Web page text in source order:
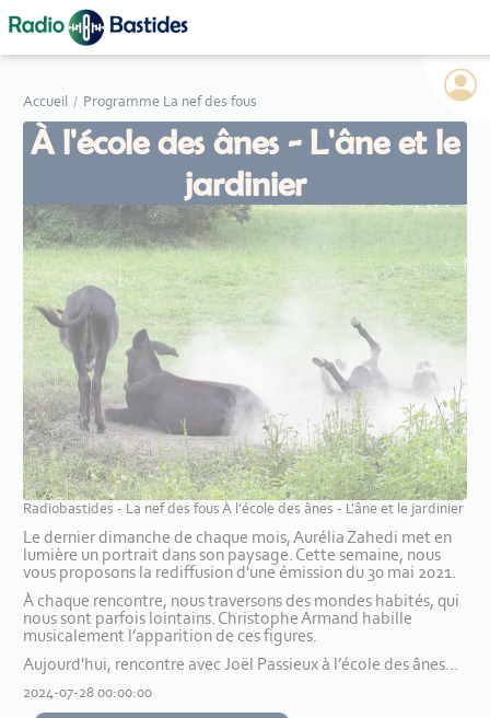
Accueil Programme La nef des fous
À l'école des ânes - L'âne et le
jardinier
Radiobastides - La nef des fous À l'école des ânes - L'âne et le jardinier
Le dernier dimanche de chaque mois, Aurélia Zahedi met en
lumière un portrait dans son paysage. Cette semaine, nous
vous proposons la rediffusion d'une émission du 30 mai 2021.
À chaque rencontre, nous traversons des mondes habités, qui
nous sont parfois lointains. Christophe Armand habille
musicalement l’apparition de ces figures.
Aujourd'hui, rencontre avec Joël Passieux à l’école des ânes...
2024-07-28 00:00:00
Panneau de gestion des cookies